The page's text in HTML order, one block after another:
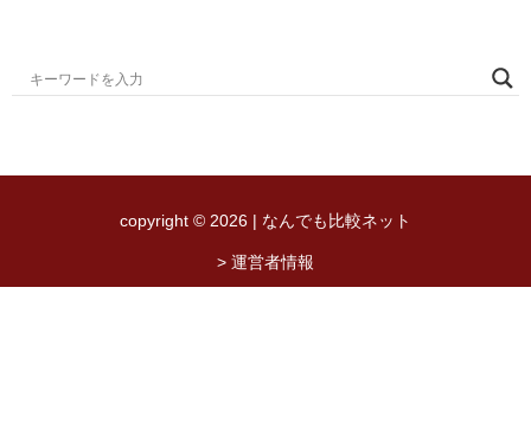
copyright © 2026 | なんでも比較ネット
> 運営者情報